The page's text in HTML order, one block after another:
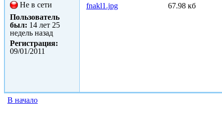
Не в сети
Пользователь
был: 14 лет 25
недель назад
Регистрация:
09/01/2011
fnakl1.jpg
67.98 кб
В начало